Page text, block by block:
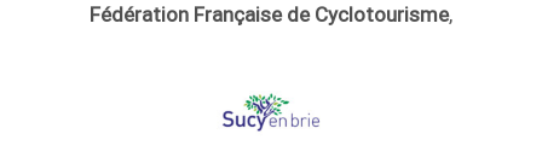
Fédération Française de Cyclotourisme,